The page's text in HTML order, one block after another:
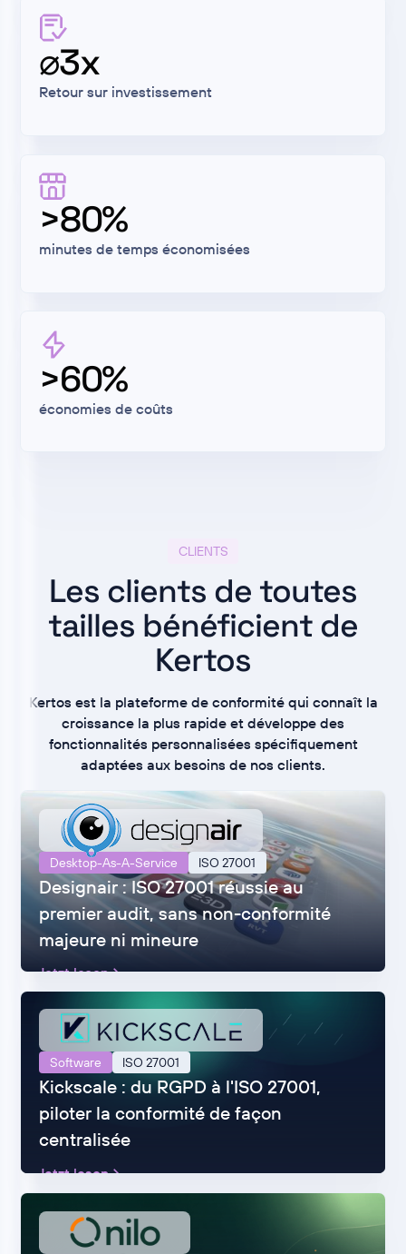
⌀3x
Retour sur investissement
>80%
minutes de temps économisées
>60%
économies de coûts
CLIENTS
Les clients de toutes
tailles bénéficient de
Kertos
Kertos est la plateforme de conformité qui connaît la
croissance la plus rapide et développe des
fonctionnalités personnalisées spécifiquement
adaptées aux besoins de nos clients.
Desktop-As-A-Service ISO 27001
Designair : ISO 27001 réussie au
premier audit, sans non-conformité
majeure ni mineure
Jetzt lesen
Software ISO 27001
Kickscale : du RGPD à l'ISO 27001,
piloter la conformité de façon
centralisée
Jetzt lesen